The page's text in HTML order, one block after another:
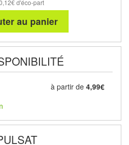
d'éco-part
au panier
à partir de 4,99€